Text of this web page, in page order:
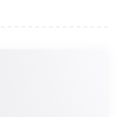
ubicada a poca
es conocida
se han utilizado
la época